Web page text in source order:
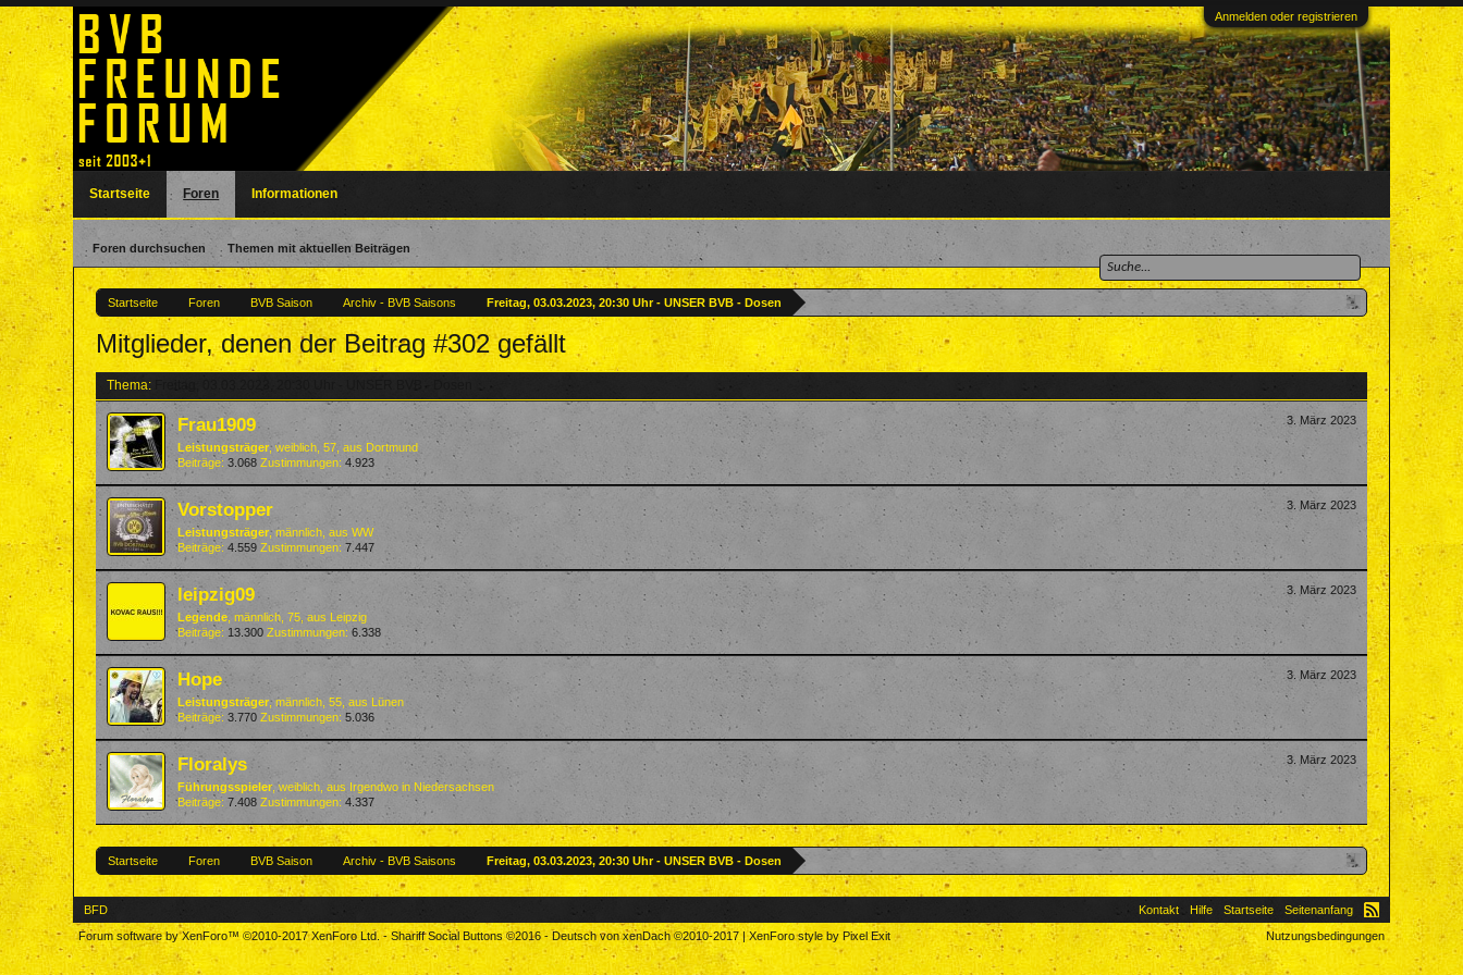
Anmelden oder registrieren
Startseite Foren BVB Saison Archiv - BVB Saisons Freitag, 03.03.2023, 20:30 Uhr - UNSER BVB - Dosen
Mitglieder, denen der Beitrag #302 gefällt
Thema:
3. März 2023
Frau1909
Leistungsträger, weiblich, 57,aus Dortmund
Beiträge: 3.068 Zustimmungen: 4.923
3. März 2023
Vorstopper
Leistungsträger, männlich,aus WW
Beiträge: 4.559 Zustimmungen: 7.447
3. März 2023
leipzig09
Legende , männlich, 75,aus Leipzig
Beiträge: 13.300 Zustimmungen: 6.338
3. März 2023
Hope
Leistungsträger, männlich, 55,aus Lünen
Beiträge: 3.770 Zustimmungen: 5.036
3. März 2023
Floralys
Führungsspieler , weiblich,aus Irgendwo in Niedersachsen
Beiträge: 7.408 Zustimmungen: 4.337
Startseite Foren BVB Saison Archiv - BVB Saisons Freitag, 03.03.2023, 20:30 Uhr - UNSER BVB - Dosen
Startseite Foren
Foren durchsuchen Themen mit aktuellen Beiträgen
Informationen
BFD Kontakt Hilfe Startseite
Seitenanfang
Nutzungsbedingungen
Forum software by XenForo™©2010-2017 XenForo Ltd.-Shariff Social Buttons©2016 -Deutsch von xenDach©2010-2017 | XenForo style by Pixel Exit